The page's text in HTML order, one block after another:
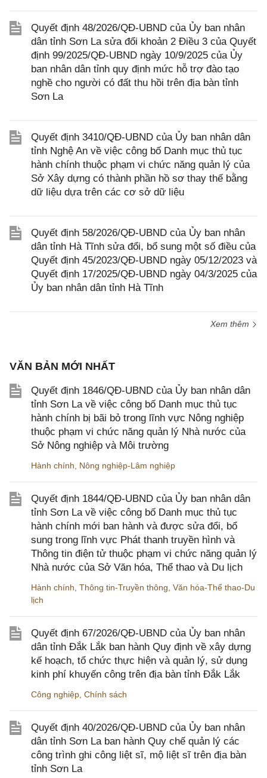
Quyết định 48/2026/QĐ-UBND của Ủy ban nhân
dân tỉnh Sơn La sửa đổi khoản 2 Điều 3 của Quyết
định 99/2025/QĐ-UBND ngày 10/9/2025 của Ủy
ban nhân dân tỉnh quy định mức hỗ trợ đào tạo
nghề cho người có đất thu hồi trên địa bàn tỉnh
Sơn La
Quyết định 3410/QĐ-UBND của Ủy ban nhân dân
tỉnh Nghệ An về việc công bố Danh mục thủ tục
hành chính thuộc phạm vi chức năng quản lý của
Sở Xây dựng có thành phần hồ sơ thay thế bằng
dữ liệu dựa trên các cơ sở dữ liệu
Quyết định 58/2026/QĐ-UBND của Ủy ban nhân
dân tỉnh Hà Tĩnh sửa đổi, bổ sung một số điều của
Quyết định 45/2023/QĐ-UBND ngày 05/12/2023 và
Quyết định 17/2025/QĐ-UBND ngày 04/3/2025 của
Ủy ban nhân dân tỉnh Hà Tĩnh
Xem thêm
VĂN BẢN MỚI NHẤT
Quyết định 1846/QĐ-UBND của Ủy ban nhân dân
tỉnh Sơn La về việc công bố Danh mục thủ tục
hành chính bị bãi bỏ trong lĩnh vực Nông nghiệp
thuộc phạm vi chức năng quản lý Nhà nước của
Sở Nông nghiệp và Môi trường
Hành chính Nông nghiệp-Lâm nghiệp
Quyết định 1844/QĐ-UBND của Ủy ban nhân dân
tỉnh Sơn La về việc công bố Danh mục thủ tục
hành chính mới ban hành và được sửa đổi, bổ
sung trong lĩnh vực Phát thanh truyền hình và
Thông tin điện tử thuộc phạm vi chức năng quản lý
Nhà nước của Sở Văn hóa, Thể thao và Du lịch
Hành chính Thông tin-Truyền thông Văn hóa-Thể thao-Du
lịch
Quyết định 67/2026/QĐ-UBND của Ủy ban nhân
dân tỉnh Đắk Lắk ban hành Quy định về xây dựng
kế hoạch, tổ chức thực hiện và quản lý, sử dụng
kinh phí khuyến công trên địa bàn tỉnh Đắk Lắk
Công nghiệp Chính sách
Quyết định 40/2026/QĐ-UBND của Ủy ban nhân
dân tỉnh Sơn La ban hành Quy chế quản lý các
công trình ghi công liệt sĩ, mộ liệt sĩ trên địa bàn
tỉnh Sơn La